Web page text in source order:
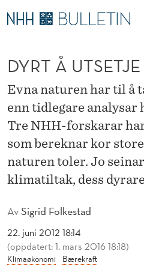
D
Y
R
T
Å
U
T
S
E
T
J
E
V
E
D
M
E
N
Y
K
I
E
T
T
S
T
E
E
Stipendiater og nye
Disputaser
Ekspertutvalg
Om Bulletin
AvSigrid Folkestad
22. juni 2012 18:14
(oppdatert: 1. mars 2016 18:18)
Klimaøkonomi Bærekraft
DYRT Å
Evna naturen har til å
enn tidlegare analysar
Tre NHH-forskarar
som bereknar kor
naturen toler. Jo
klimatiltak, dess